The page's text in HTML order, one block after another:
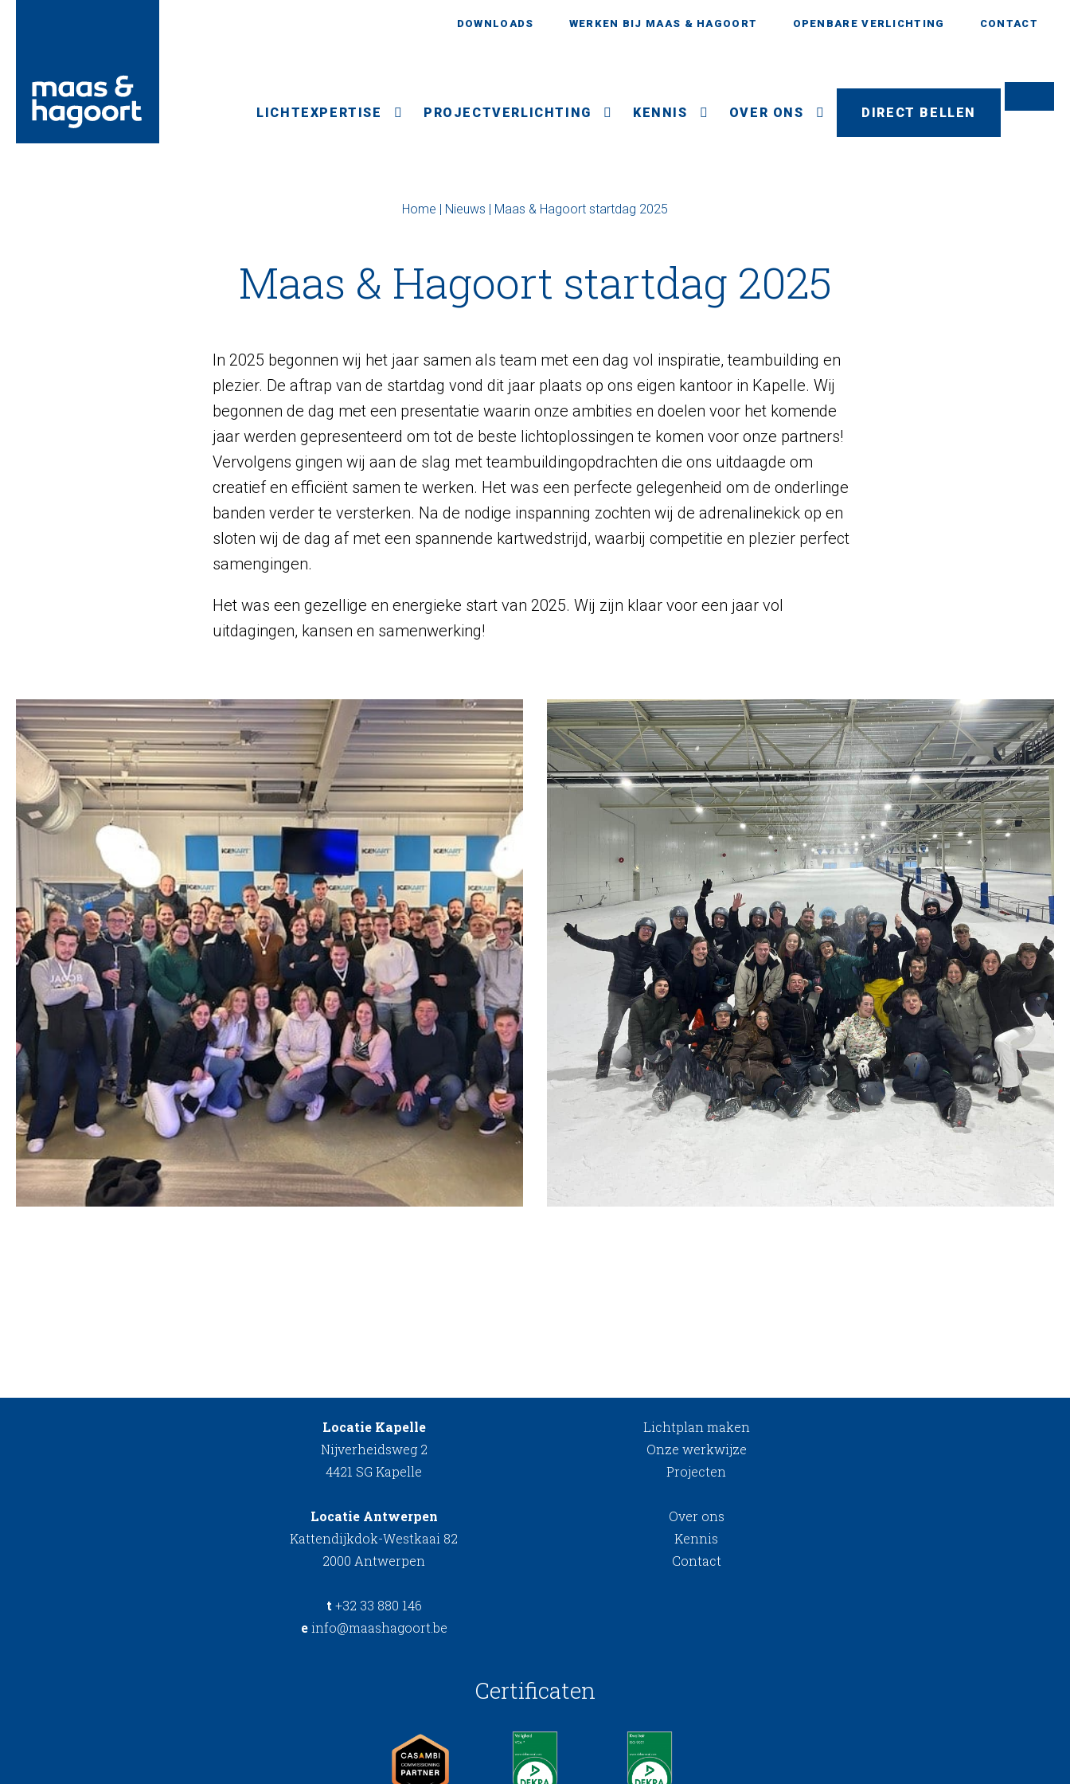
DOWNLOADS WERKEN BIJ MAAS & HAGOORT OPENBARE VERLICHTING CONTACT
LICHTEXPERTISE PROJECTVERLICHTING KENNIS OVER ONS DIRECT BELLEN
Home Nieuws Maas & Hagoort startdag 2025
Maas & Hagoort startdag 2025
In 2025 begonnen wij het jaar samen als team met een dag vol inspiratie, teambuilding en
plezier. De aftrap van de startdag vond dit jaar plaats op ons eigen kantoor in Kapelle. Wij
begonnen de dag met een presentatie waarin onze ambities en doelen voor het komende
jaar werden gepresenteerd om tot de beste lichtoplossingen te komen voor onze partners!
Vervolgens gingen wij aan de slag met teambuildingopdrachten die ons uitdaagde om
creatief en efficiënt samen te werken. Het was een perfecte gelegenheid om de onderlinge
banden verder te versterken. Na de nodige inspanning zochten wij de adrenalinekick op en
sloten wij de dag af met een spannende kartwedstrijd, waarbij competitie en plezier perfect
samengingen.
Het was een gezellige en energieke start van 2025. Wij zijn klaar voor een jaar vol
uitdagingen, kansen en samenwerking!
Locatie Kapelle
Nijverheidsweg 2
4421 SG Kapelle
Locatie Antwerpen
Kattendijkdok-Westkaai 82
2000 Antwerpen
t+32 33 880 146
einfo@maashagoort.be
Lichtplan maken
Onze werkwijze
Projecten
Over ons
Kennis
Contact
Certificaten